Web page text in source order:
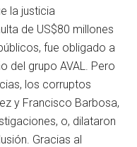
la justicia
de US$80 millones
fue obligado a
del grupo AVAL. Pero
los corruptos
y Francisco Barbosa,
o, dilataron
Gracias al